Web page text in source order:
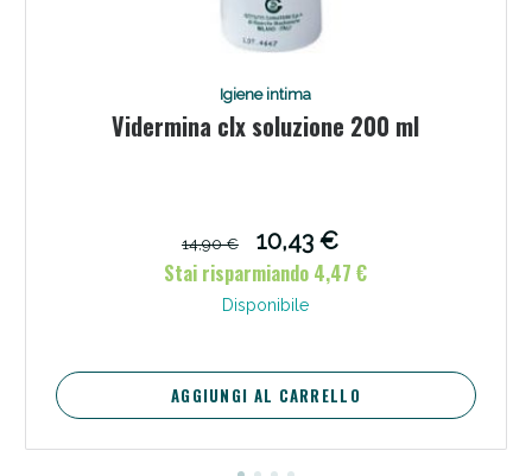
Igiene intima
Vidermina clx soluzione 200 ml
14,90 €
10,43 €
Stai risparmiando 4,47 €
Disponibile
AGGIUNGI AL CARRELLO